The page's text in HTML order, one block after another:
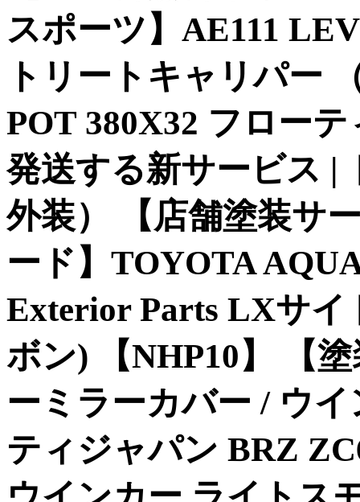
スポーツ】AE111
トリートキャリパー
POT 380X32 フロー
発送する新サービス |
外装） 【店舗塗装サ
ード】TOYOTA
Exterior Parts LXサイ
ボン) 【NHP10】 【
ーミラーカバー / ウ
ティジャパン BRZ